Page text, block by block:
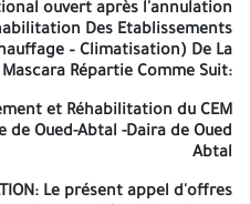
ET POPULAIRE
L'URBANISME ET DE LA VILLE ET
DIRECTION DES EQUIPEMENTS
186290101477122
NATIONAL OUVERTapres
ouvert après l'annulation
Des Etablissements
– Climatisation) De La
Répartie Comme Suit:
et Réhabilitation du CEM
de Oued-Abtal -Daira de Oued
Abtal
Le présent appel d'offres